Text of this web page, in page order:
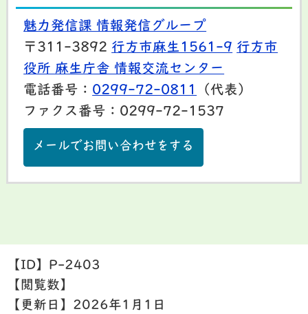
魅力発信課 情報発信グループ
〒311-3892 行方市麻生1561-9 行方市
役所 麻生庁舎 情報交流センター
電話番号： 0299-72-0811
（代表）
ファクス番号：0299-72-1537
メールでお問い合わせをする
【ID】 P-2403
【閲覧数】
【更新日】 2026年1月1日